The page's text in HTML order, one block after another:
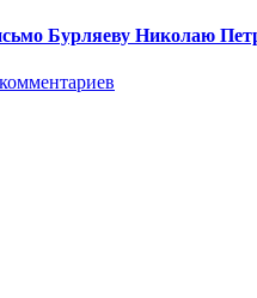
Бурляеву Николаю